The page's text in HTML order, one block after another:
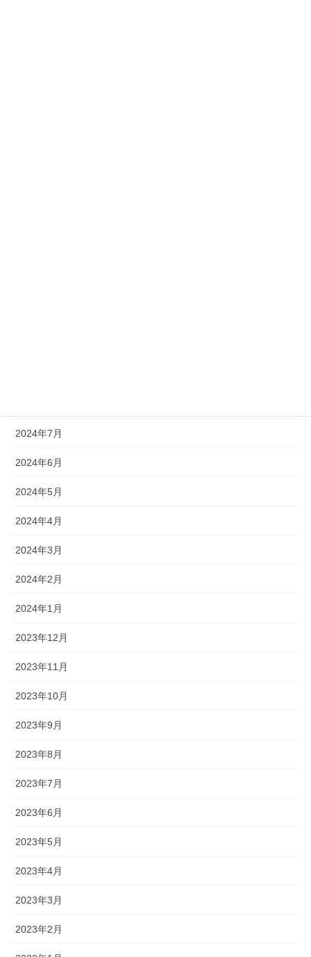
2024年7月
2024年6月
2024年5月
2024年4月
2024年3月
2024年2月
2024年1月
2023年12月
2023年11月
2023年10月
2023年9月
2023年8月
2023年7月
2023年6月
2023年5月
2023年4月
2023年3月
2023年2月